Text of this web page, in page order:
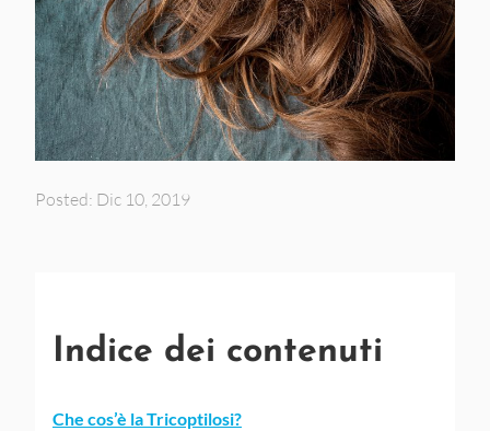
Posted: Dic 10, 2019
Indice dei contenuti
Che cos’è la Tricoptilosi?